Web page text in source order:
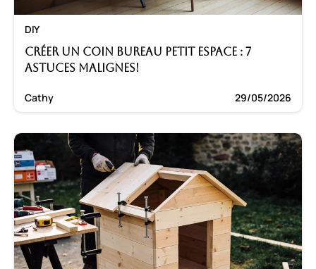
DIY
Créer un coin bureau petit espace : 7
astuces malignes!
Cathy 29/05/2026